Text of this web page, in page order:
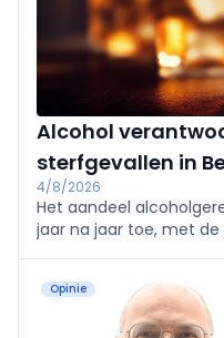
Alcohol
sterfgevallen in
4/8/2026
Het aandeel
jaar na jaar toe, met de
Opinie